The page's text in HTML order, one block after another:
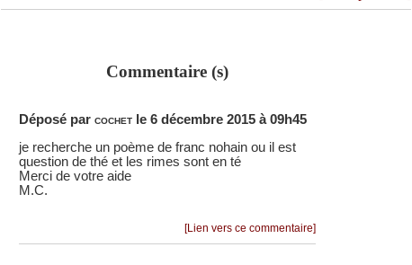
Commentaire (s)
Déposé par cochet le 6 décembre 2015 à 09h45
je recherche un poème de franc nohain ou il est
question de thé et les rimes sont en té
Merci de votre aide
M.C.
[Lien vers ce commentaire]